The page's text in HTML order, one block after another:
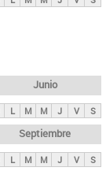
Junio
L M M J V S
Septiembre
L M M J V S